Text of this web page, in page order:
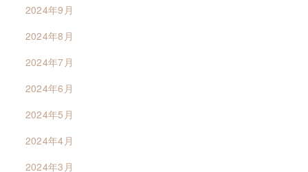
2024年9月
2024年8月
2024年7月
2024年6月
2024年5月
2024年4月
2024年3月